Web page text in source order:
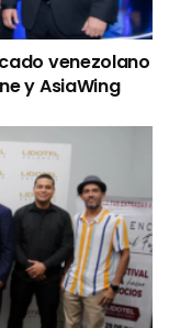
venezolano
y AsiaWing